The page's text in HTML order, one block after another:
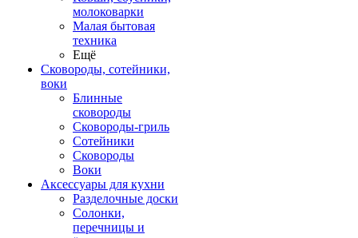
молоковарки
Малая бытовая
техника
Ещё
Сковороды, сотейники,
воки
Блинные
сковороды
Сковороды-гриль
Сотейники
Сковороды
Воки
Аксессуары для кухни
Разделочные доски
Солонки,
перечницы и